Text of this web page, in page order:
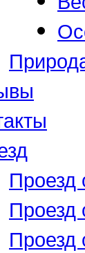
Проезд
Проезд
Проезд